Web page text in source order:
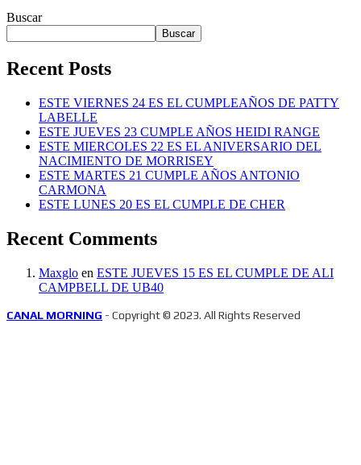
Buscar
Buscar
Recent Posts
ESTE VIERNES 24 ES EL CUMPLEAÑOS DE PATTY
LABELLE
ESTE JUEVES 23 CUMPLE AÑOS HEIDI RANGE
ESTE MIERCOLES 22 ES EL ANIVERSARIO DEL
NACIMIENTO DE MORRISEY
ESTE MARTES 21 CUMPLE AÑOS ANTONIO
CARMONA
ESTE LUNES 20 ES EL CUMPLE DE CHER
Recent Comments
Maxglo en ESTE JUEVES 15 ES EL CUMPLE DE ALI
CAMPBELL DE UB40
CANAL MORNING - Copyright © 2023. All Rights Reserved